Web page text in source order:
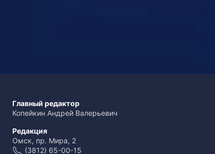
Главный редактор
Копейкин Андрей Валерьевич
Редакция
Омск, пр. Мира, 2
(3812) 65-00-15